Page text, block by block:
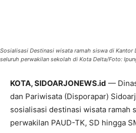
Sosialisasi Destinasi wisata ramah siswa di
seluruh perwakilan sekolah di Kota Delta/Foto:
KOTA, SIDOARJONEWS.id —
dan Pariwisata (Disporapar)
sosialisasi destinasi wisata ramah
perwakilan PAUD-TK, SD hingga